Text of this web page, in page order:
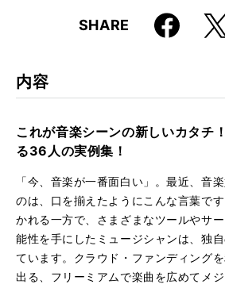
9784845623358
SHARE Faceboo
k
X
内容
これが音楽シーンの新しいカタ
る36人の実例集！
「今、音楽が一番面白い」。最近、音
のは、口を揃えたようにこんな言葉で
かれる一方で、さまざまなツールやサ
能性を手にしたミュージシャンは、独
ています。クラウド・ファンディング
出る、フリーミアムで楽曲を広めてメジ